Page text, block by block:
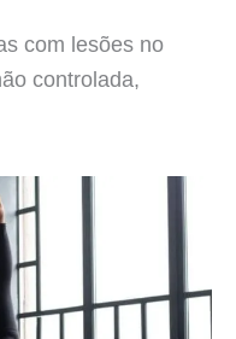
com lesões no
controlada,